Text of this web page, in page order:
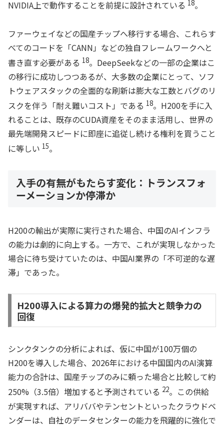
NVIDIA上で動作することを前提に設計されている 18。
ファーウェイなどの国産チップへ移行する場合、これらす
べてのコードを「CANN」などの独自フレームワークへと
書き直す必要がある 18。DeepSeekなどの一部の企業はこ
の移行に成功しつつあるが、大多数の企業にとって、ソフ
トウェアスタックの全面的な刷新は膨大な工数とバグのリ
スクを伴う「耐え難いコスト」である 18。H200を手に入
れることは、既存のCUDA資産をそのまま活用し、世界の
最先端開発スピードに即座に追従し続ける権利を買うこと
に等しい 15。
入手の有無がもたらす変化：トランスフォ
ーメーションか停滞か
H200の輸出が実際に実行された場合、中国のAIインフラ
の能力は劇的に向上する。一方で、これが実現しなかった
場合に待ち受けていたのは、中国AI業界の「不可逆的な遅
滞」であった。
H200導入による算力の爆発的拡大と競争力の
回復
シンクタンクの分析によれば、仮に中国が100万個の
H200を導入した場合、2026年における中国国内のAI演算
能力の合計は、国産チップのみに頼った場合と比較して約
250%（3.5倍）増加すると予測されている 22。この供給
が実現すれば、アリババやテンセントといったクラウドベ
ンダーは、自社のデータセンターの能力を飛躍的に強化で